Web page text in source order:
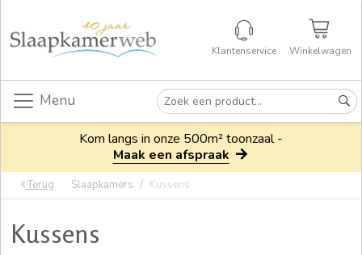
Klantenservice Winkelwagen
Menu
Kom langs in onze 500m² toonzaal -
Maak een afspraak
Terug Slaapkamers Kussens
Kussens